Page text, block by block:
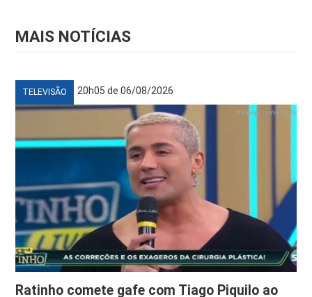
MAIS NOTÍCIAS
TELEVISÃO 20h05 de 06/08/2026
Ratinho comete gafe com Tiago Piquilo ao